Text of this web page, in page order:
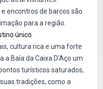
encontros de barcos são
para a região.
único
cultura rica e uma forte
a Baía da Caixa D'Aço um
turísticos saturados,
tradições, como a